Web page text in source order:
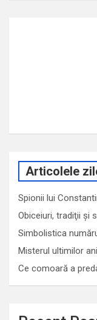
Articolele
Spionii lui
Obiceiuri, tradiţii şi
Simbolistica
Misterul ultimilor
Ce comoară a